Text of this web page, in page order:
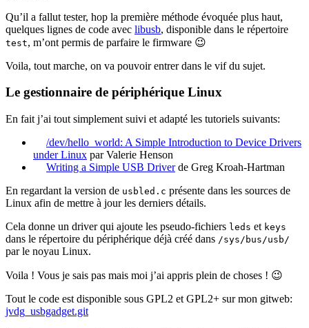
Qu’il a fallut tester, hop la première méthode évoquée plus haut,
quelques lignes de code avec libusb, disponible dans le répertoire
test, m’ont permis de parfaire le firmware 😉
Voila, tout marche, on va pouvoir entrer dans le vif du sujet.
Le gestionnaire de périphérique Linux
En fait j’ai tout simplement suivi et adapté les tutoriels suivants:
/dev/hello_world: A Simple Introduction to Device Drivers
under Linux par Valerie Henson
Writing a Simple USB Driverde Greg Kroah-Hartman
En regardant la version de usbled.c présente dans les sources de
Linux afin de mettre à jour les derniers détails.
Cela donne un driver qui ajoute les pseudo-fichiers leds et keys
dans le répertoire du périphérique déjà créé dans /sys/bus/usb/
par le noyau Linux.
Voila ! Vous je sais pas mais moi j’ai appris plein de choses ! 😉
Tout le code est disponible sous GPL2 et GPL2+ sur mon gitweb:
jvdg_usbgadget.git